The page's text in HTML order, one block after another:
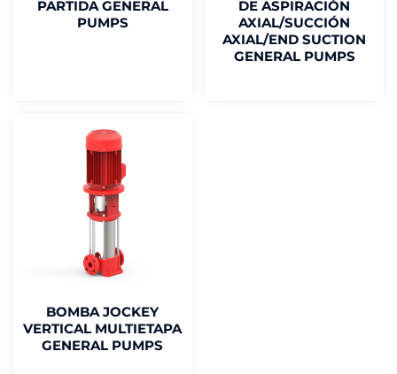
PARTIDA GENERAL
PUMPS
DE ASPIRACIÓN
AXIAL/SUCCIÓN
AXIAL/END SUCTION
GENERAL PUMPS
BOMBA JOCKEY
VERTICAL MULTIETAPA
GENERAL PUMPS